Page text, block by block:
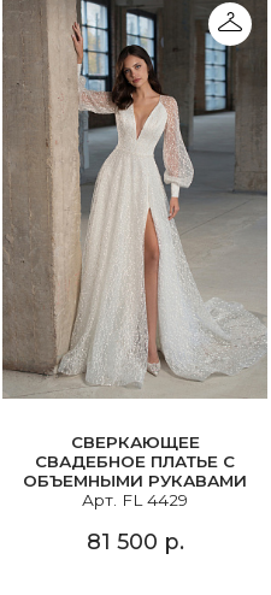
СВЕРКАЮЩЕЕ
СВАДЕБНОЕ ПЛАТЬЕ С
ОБЪЕМНЫМИ РУКАВАМИ
Арт. FL 4429
81 500 р.